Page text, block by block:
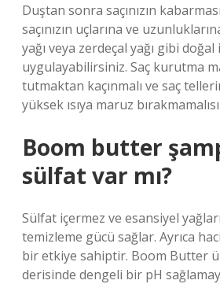
Duştan sonra saçınızın
saçınızın uçlarına ve
yağı veya zerdeçal yağı gibi
uygulayabilirsiniz. Saç kurutma
tutmaktan kaçınmalı ve saç
yüksek ısıya maruz
Boom butter
sülfat var mı?
Sülfat içermez ve esansiyel
temizleme gücü sağlar. Ayrıca
bir etkiye sahiptir. Boom Butter
derisinde dengeli bir pH